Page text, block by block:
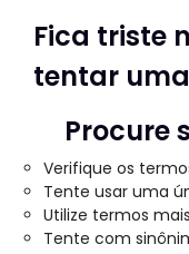
Fica triste
tentar
Procure
Verifique os
Tente usar uma
Utilize termos
Tente com